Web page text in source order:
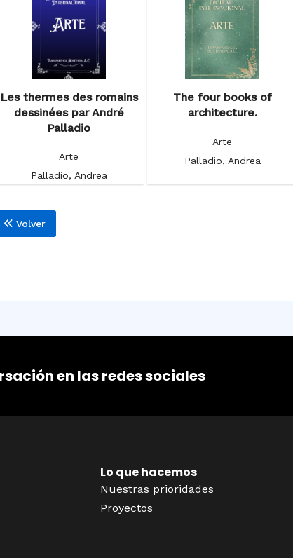
Les thermes des romains
dessinées par André
Palladio
Arte
Palladio, Andrea
The four books of
architecture.
Arte
Palladio, Andrea
Volver
en las redes sociales
Lo que hacemos
Nuestras prioridades
Proyectos